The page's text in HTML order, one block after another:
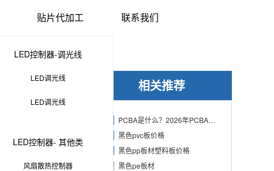
LED控制器-调光线
LED调光线
LED调光线
LED控制器- 其他类
风扇散热控制器
贴片代加工 联系我们
相关推荐
PCBA是什么？2026年PCBA制造与代工指南：专业方案、流程与应用
黑色pvc板价格
黑色pp板材塑料板价格
黑色pe板材